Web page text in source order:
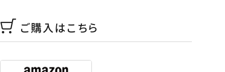
ご購入はこちら